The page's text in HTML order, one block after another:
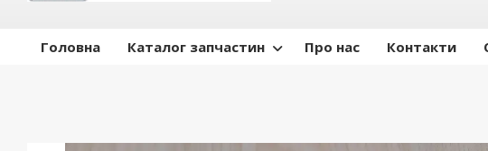
Головна Каталог запчастин Про нас Контакти